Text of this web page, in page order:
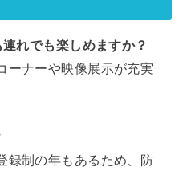
れでも楽しめますか？
ーナーや映像展示が充実
録制の年もあるため、防